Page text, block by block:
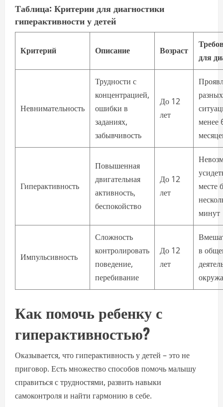
Таблица: Критерии для диагностики
гиперактивности у детей
Критерий Описание Возраст
для
Невнимательность
Трудности с
концентрацией,
ошибки в
заданиях,
забывчивость
До 12
лет
разных
менее
Гиперактивность
Повышенная
двигательная
активность,
беспокойство
До 12
лет
месте
минут
Импульсивность
Сложность
контролировать
поведение,
перебивание
До 12
лет
в
Как помочь ребенку с
гиперактивностью?
Оказывается, что гиперактивность у детей – это не
приговор. Есть множество способов помочь малышу
справиться с трудностями, развить навыки
самоконтроля и найти гармонию в себе.